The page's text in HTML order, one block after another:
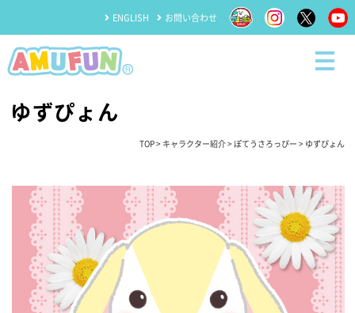
ENGLISH お問い合わせ
ゆずぴょん
TOP> キャラクター紹介> ぽてうさろっぴー > ゆずぴょん